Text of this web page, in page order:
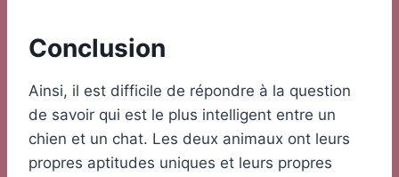
Conclusion
Ainsi, il est difficile de répondre à la question
de savoir qui est le plus intelligent entre un
chien et un chat. Les deux animaux ont leurs
propres aptitudes uniques et leurs propres